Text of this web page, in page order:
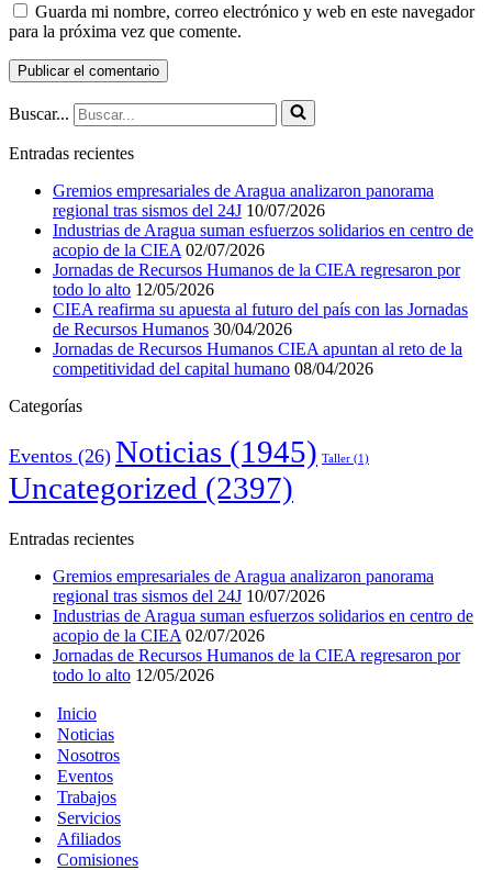
Guarda mi nombre, correo electrónico y web en este navegador
para la próxima vez que comente.
Buscar...
Entradas recientes
Gremios empresariales de Aragua analizaron panorama
regional tras sismos del 24J 10/07/2026
Industrias de Aragua suman esfuerzos solidarios en centro de
acopio de la CIEA 02/07/2026
Jornadas de Recursos Humanos de la CIEA regresaron por
todo lo alto 12/05/2026
CIEA reafirma su apuesta al futuro del país con las Jornadas
de Recursos Humanos 30/04/2026
Jornadas de Recursos Humanos CIEA apuntan al reto de la
competitividad del capital humano 08/04/2026
Categorías
Eventos (26) Noticias (1945) Taller (1)
Uncategorized (2397)
Entradas recientes
Gremios empresariales de Aragua analizaron panorama
regional tras sismos del 24J 10/07/2026
Industrias de Aragua suman esfuerzos solidarios en centro de
acopio de la CIEA 02/07/2026
Jornadas de Recursos Humanos de la CIEA regresaron por
todo lo alto 12/05/2026
Inicio
Noticias
Nosotros
Eventos
Trabajos
Servicios
Afiliados
Comisiones